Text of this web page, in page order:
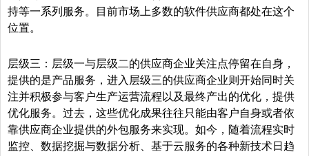
持等一系列服务。目前市场上多数的软件供应商都处在这个
位置。
层级三：层级一与层级二的供应商企业关注点停留在自身，
提供的是产品服务，进入层级三的供应商企业则开始同时关
注并积极参与客户生产运营流程以及最终产出的优化，提供
优化服务。过去，这些优化成果往往只能由客户自身或者依
靠供应商企业提供的外包服务来实现。如今，随着流程实时
监控、数据挖掘与数据分析、基于云服务的各种新技术日趋